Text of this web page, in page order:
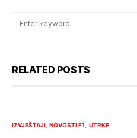
RELATED POSTS
IZVJEŠTAJI NOVOSTI F1 UTRKE